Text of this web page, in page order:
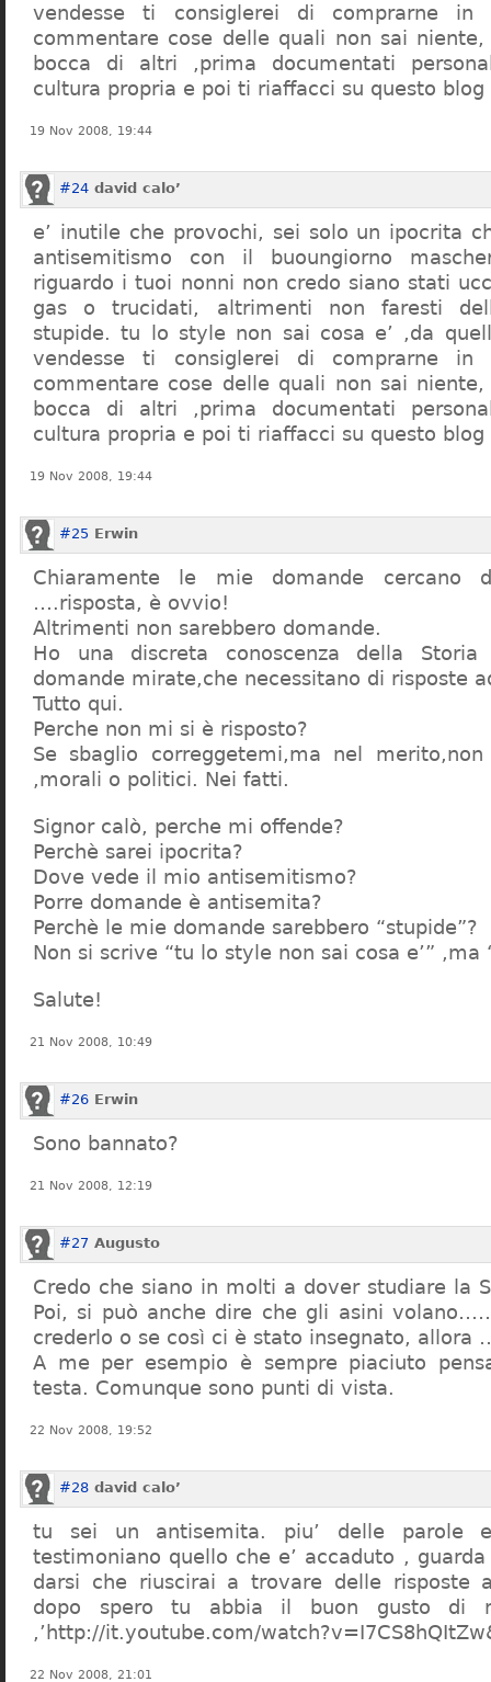
vendesse ti consiglerei di comprarne in
commentare cose delle quali non sai
bocca di altri ,prima documentati
cultura propria e poi ti riaffacci su questo blog
19 Nov 2008, 19:44
#24 david calo’
e’ inutile che provochi, sei solo un ipocrita
antisemitismo con il buoungiorno
riguardo i tuoi nonni non credo siano stati
gas o trucidati, altrimenti non faresti
stupide. tu lo style non sai cosa e’ ,da
vendesse ti consiglerei di comprarne in
commentare cose delle quali non sai
bocca di altri ,prima documentati
cultura propria e poi ti riaffacci su questo blog
19 Nov 2008, 19:44
#25 Erwin
Chiaramente le mie domande cercano
….risposta, è ovvio!
Altrimenti non sarebbero domande.
Ho una discreta conoscenza della
domande mirate,che necessitano di risposte
Tutto qui.
Perche non mi si è risposto?
Se sbaglio correggetemi,ma nel
,morali o politici. Nei fatti.
Signor calò, perche mi offende?
Perchè sarei ipocrita?
Dove vede il mio antisemitismo?
Porre domande è antisemita?
Perchè le mie domande sarebbero “stupide”?
Non si scrive “tu lo style non sai cosa e’” ,ma
Salute!
21 Nov 2008, 10:49
#26 Erwin
Sono bannato?
21 Nov 2008, 12:19
#27 Augusto
Credo che siano in molti a dover studiare la
Poi, si può anche dire che gli asini
crederlo o se così ci è stato insegnato,
A me per esempio è sempre piaciuto
testa. Comunque sono punti di vista.
22 Nov 2008, 19:52
#28 david calo’
tu sei un antisemita. piu’ delle parole
testimoniano quello che e’ accaduto , guarda
darsi che riuscirai a trovare delle risposte
dopo spero tu abbia il buon gusto di
,’http://it.youtube.com/
22 Nov 2008, 21:01